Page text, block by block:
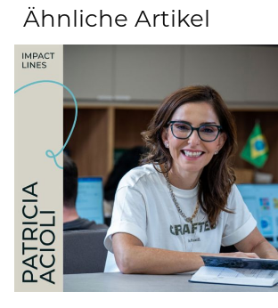
Ähnliche Artikel